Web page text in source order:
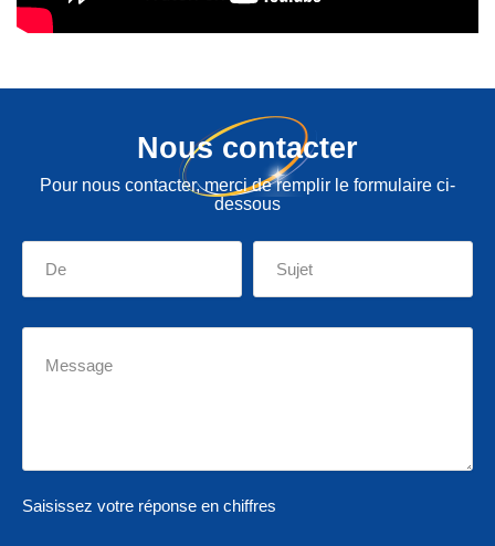
Nous contacter
Pour nous contacter, merci de remplir le formulaire ci-
dessous
Saisissez votre réponse en chiffres